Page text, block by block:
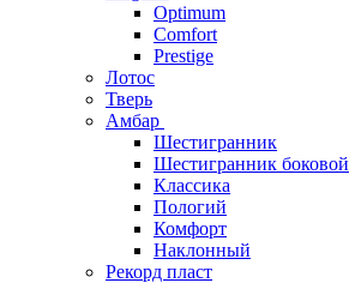
Optimum
Comfort
Prestige
Лотос
Тверь
Амбар
Шестигранник
Шестигранник боковой
Классика
Пологий
Комфорт
Наклонный
Рекорд пласт